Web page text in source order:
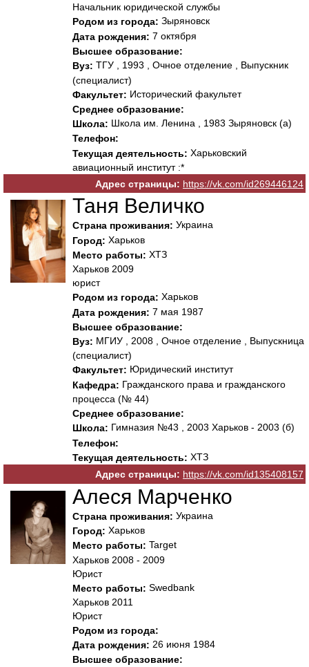
Начальник юридической службы
Родом из города: Зыряновск
Дата рождения: 7 октября
Высшее образование:
Вуз: ТГУ , 1993 , Очное отделение , Выпускник
(специалист)
Факультет: Исторический факультет
Среднее образование:
Школа: Школа им. Ленина , 1983 Зыряновск (а)
Телефон:
Текущая деятельность: Харьковский
авиационный институт :*
Адрес страницы: https://vk.com/id269446124
Таня Величко
Страна проживания: Украина
Город: Харьков
Место работы: ХТЗ
Харьков 2009
юрист
Родом из города: Харьков
Дата рождения: 7 мая 1987
Высшее образование:
Вуз: МГИУ , 2008 , Очное отделение , Выпускница
(специалист)
Факультет: Юридический институт
Кафедра: Гражданского права и гражданского
процесса (№ 44)
Среднее образование:
Школа: Гимназия №43 , 2003 Харьков - 2003 (б)
Телефон:
Текущая деятельность: ХТЗ
Адрес страницы: https://vk.com/id135408157
Алеся Марченко
Страна проживания: Украина
Город: Харьков
Место работы: Target
Харьков 2008 - 2009
Юрист
Место работы: Swedbank
Харьков 2011
Юрист
Родом из города:
Дата рождения: 26 июня 1984
Высшее образование: